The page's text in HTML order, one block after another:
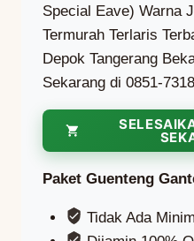
Special Eave) Warna
Termurah Terlaris
Depok Tangerang
Sekarang di 0851-
Paket Guenteng
Tidak Ada